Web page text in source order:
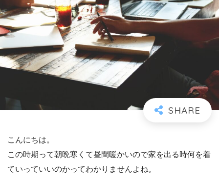
こんにちは。
この時期って朝晩寒くて昼間暖かいので家を出る時何を着
ていっていいのかってわかりませんよね。